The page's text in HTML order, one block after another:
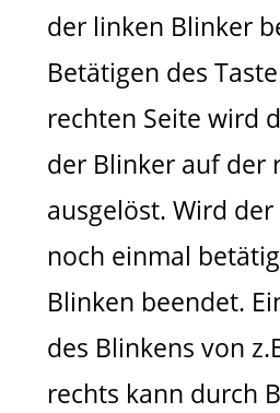
der linken Blinker
Betätigen des
rechten Seite wird
der Blinker auf der
ausgelöst. Wird
noch einmal
Blinken beendet.
des Blinkens von
rechts kann durch